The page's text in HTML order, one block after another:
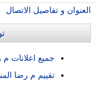
العنوان و تفاصيل الاتصال
جميع اعلانات
تقييم م رضا